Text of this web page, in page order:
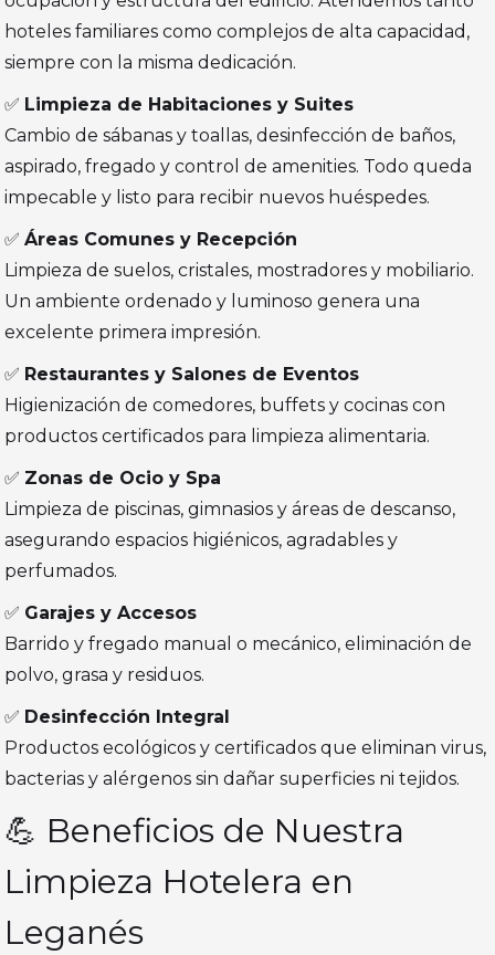
hoteles familiares como complejos de alta capacidad,
siempre con la misma dedicación.
✅ Limpieza de Habitaciones y Suites
Cambio de sábanas y toallas, desinfección de baños,
aspirado, fregado y control de amenities. Todo queda
impecable y listo para recibir nuevos huéspedes.
✅Áreas Comunes y Recepción
Limpieza de suelos, cristales, mostradores y mobiliario.
Un ambiente ordenado y luminoso genera una
excelente primera impresión.
✅ Restaurantes y Salones de Eventos
Higienización de comedores, buffets y cocinas con
productos certificados para limpieza alimentaria.
✅ Zonas de Ocio y Spa
Limpieza de piscinas, gimnasios y áreas de descanso,
asegurando espacios higiénicos, agradables y
perfumados.
✅ Garajes y Accesos
Barrido y fregado manual o mecánico, eliminación de
polvo, grasa y residuos.
✅ Desinfección Integral
Productos ecológicos y certificados que eliminan virus,
bacterias y alérgenos sin dañar superficies ni tejidos.
💪 Beneficios de Nuestra
Limpieza Hotelera en
Leganés